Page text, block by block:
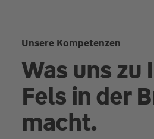
Unsere Kompetenzen
Was uns zu
Fels in der
macht.